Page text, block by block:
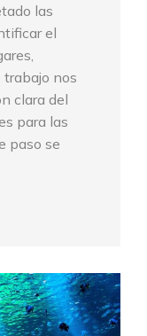
las
el
trabajo nos
clara del
para las
paso se